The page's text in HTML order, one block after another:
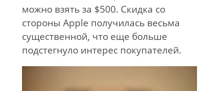
можно взять за $500. Скидка со
стороны Apple получилась весьма
существенной, что еще больше
подстегнуло интерес покупателей.